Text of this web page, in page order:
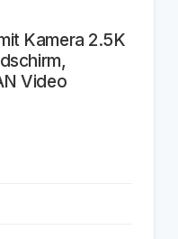
Kamera 2.5K
Video